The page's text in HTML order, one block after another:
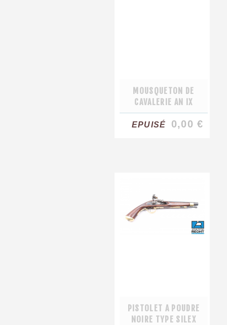
MOUSQUETON DE
CAVALERIE AN IX
EPUISÉ 0,00 €
PISTOLET A POUDRE
NOIRE TYPE SILEX